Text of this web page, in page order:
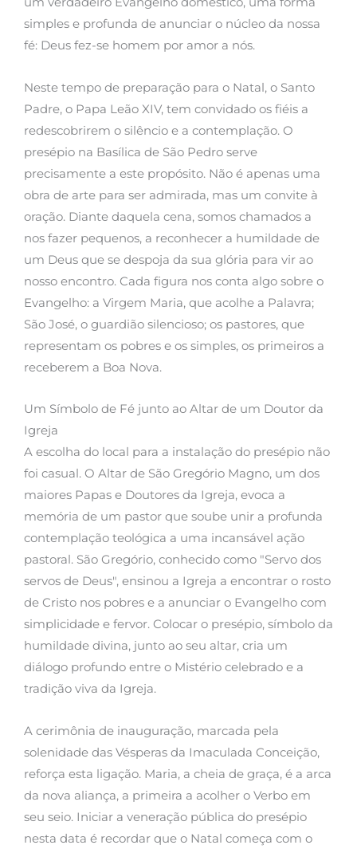
simples e profunda de anunciar o núcleo da nossa
fé: Deus fez-se homem por amor a nós.
Neste tempo de preparação para o Natal, o Santo
Padre, o Papa Leão XIV, tem convidado os fiéis a
redescobrirem o silêncio e a contemplação. O
presépio na Basílica de São Pedro serve
precisamente a este propósito. Não é apenas uma
obra de arte para ser admirada, mas um convite à
oração. Diante daquela cena, somos chamados a
nos fazer pequenos, a reconhecer a humildade de
um Deus que se despoja da sua glória para vir ao
nosso encontro. Cada figura nos conta algo sobre o
Evangelho: a Virgem Maria, que acolhe a Palavra;
São José, o guardião silencioso; os pastores, que
representam os pobres e os simples, os primeiros a
receberem a Boa Nova.
Um Símbolo de Fé junto ao Altar de um Doutor da
Igreja
A escolha do local para a instalação do presépio não
foi casual. O Altar de São Gregório Magno, um dos
maiores Papas e Doutores da Igreja, evoca a
memória de um pastor que soube unir a profunda
contemplação teológica a uma incansável ação
pastoral. São Gregório, conhecido como "Servo dos
servos de Deus", ensinou a Igreja a encontrar o rosto
de Cristo nos pobres e a anunciar o Evangelho com
simplicidade e fervor. Colocar o presépio, símbolo da
humildade divina, junto ao seu altar, cria um
diálogo profundo entre o Mistério celebrado e a
tradição viva da Igreja.
A cerimônia de inauguração, marcada pela
solenidade das Vésperas da Imaculada Conceição,
reforça esta ligação. Maria, a cheia de graça, é a arca
da nova aliança, a primeira a acolher o Verbo em
seu seio. Iniciar a veneração pública do presépio
nesta data é recordar que o Natal começa com o